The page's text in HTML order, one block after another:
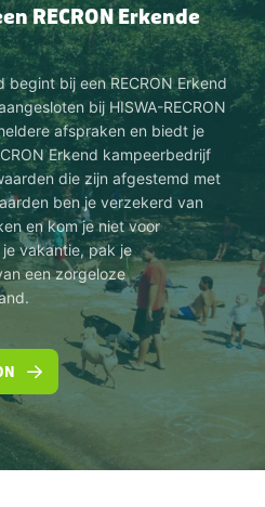
RECRON Erkende
bij een RECRON Erkend
bij HISWA-RECRON
afspraken en biedt je
Erkend kampeerbedrijf
die zijn afgestemd met
ben je verzekerd van
en kom je niet voor
vakantie, pak je
een zorgeloze